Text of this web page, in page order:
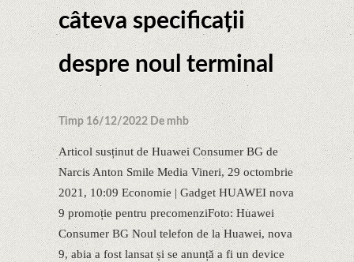
câteva specificații
despre noul terminal
Timp 16/12/2022 De mhb
Articol susținut de Huawei Consumer BG​ de
Narcis Anton Smile Media Vineri, 29 octombrie
2021, 10:09 Economie | Gadget HUAWEI nova
9 promoție pentru precomenziFoto: Huawei
Consumer BG Noul telefon de la Huawei, nova
9, abia a fost lansat și se anunță a fi un device